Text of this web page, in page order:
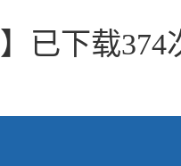
】已下载374